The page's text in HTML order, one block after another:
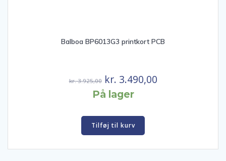
Balboa BP6013G3 printkort PCB
kr.3.925,00 Den
oprindelige
var:
kr. 3.925,00.
kr. 3.490,00Den
På lager
Tilføj til kurv